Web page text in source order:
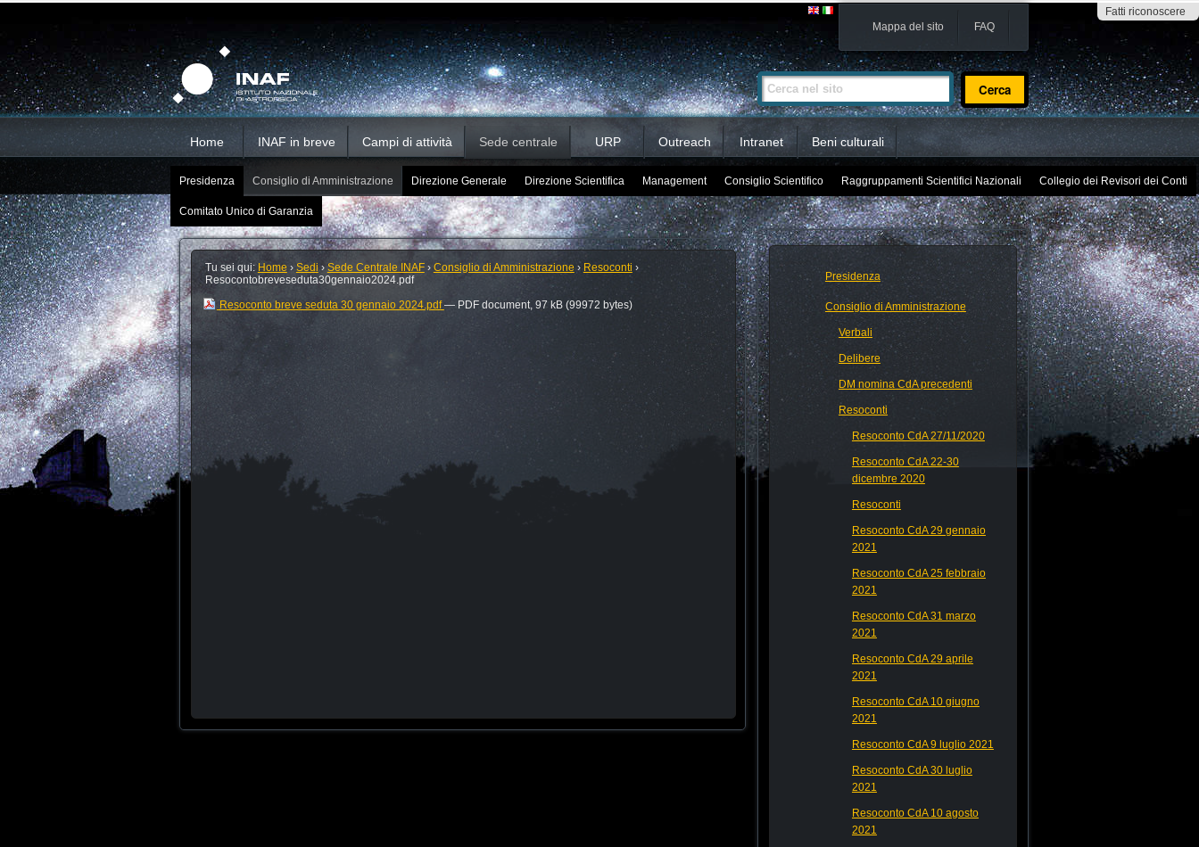
Fatti riconoscere
contenuti.
Salta
alla
navigazione
Mappa del sito FAQ
Cerca nel sito
Ricerca
avanzata…
Home INAF in breve Campi di attività Sede centrale URP Outreach Intranet Beni culturali
Presidenza Consiglio di Amministrazione Direzione Generale Direzione Scientifica Management Consiglio Scientifico Raggruppamenti Scientifici Nazionali Collegio dei Revisori dei Conti
Comitato Unico di Garanzia
Tu sei qui: Home › Sedi › Sede Centrale INAF › Consiglio di Amministrazione › Resoconti ›
Resocontobreveseduta30gennaio2024.pdf
Resoconto breve seduta 30 gennaio 2024.pdf— PDF document, 97 kB (99972 bytes)
Presidenza
Consiglio di Amministrazione
Verbali
Delibere
DM nomina CdA precedenti
Resoconti
Resoconto CdA 27/11/2020
Resoconto CdA 22-30
dicembre 2020
Resoconti
Resoconto CdA 29 gennaio
2021
Resoconto CdA 25 febbraio
2021
Resoconto CdA 31 marzo
2021
Resoconto CdA 29 aprile
2021
Resoconto CdA 10 giugno
2021
Resoconto CdA 9 luglio 2021
Resoconto CdA 30 luglio
2021
Resoconto CdA 10 agosto
2021